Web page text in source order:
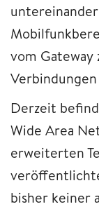
vom Gateway
Derzeit
Wide Area
erweiterten
bisher keiner